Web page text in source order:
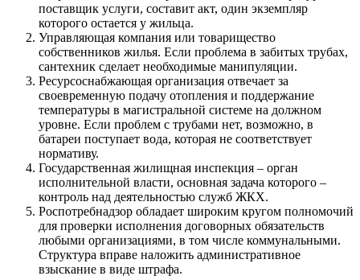
поставщик услуги, составит акт, один экземпляр
которого остается у жильца.
Управляющая компания или товарищество
собственников жилья. Если проблема в забитых трубах,
сантехник сделает необходимые манипуляции.
Ресурсоснабжающая организация отвечает за
своевременную подачу отопления и поддержание
температуры в магистральной системе на должном
уровне. Если проблем с трубами нет, возможно, в
батареи поступает вода, которая не соответствует
нормативу.
Государственная жилищная инспекция – орган
исполнительной власти, основная задача которого –
контроль над деятельностью служб ЖКХ.
Роспотребнадзор обладает широким кругом полномочий
для проверки исполнения договорных обязательств
любыми организациями, в том числе коммунальными.
Структура вправе наложить административное
взыскание в виде штрафа.